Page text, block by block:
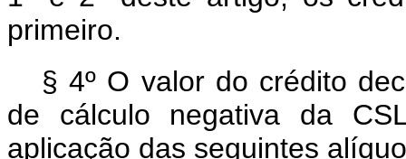
primeiro.
§ 4º O valor do crédito
de cálculo negativa da
aplicação das seguintes